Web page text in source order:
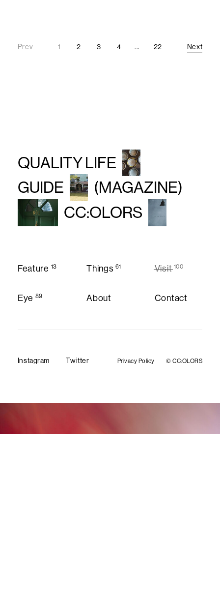
1 2 3 4 ... 22
Prev
Next
Next
QUALITY LIFE
GUIDE
(MAGAZINE)
CC:OLORS
Feature 13
Things 61
Visit 100
Eye 89
About
Contact
Instagram
Twitter
Privacy Policy © CC:OLORS